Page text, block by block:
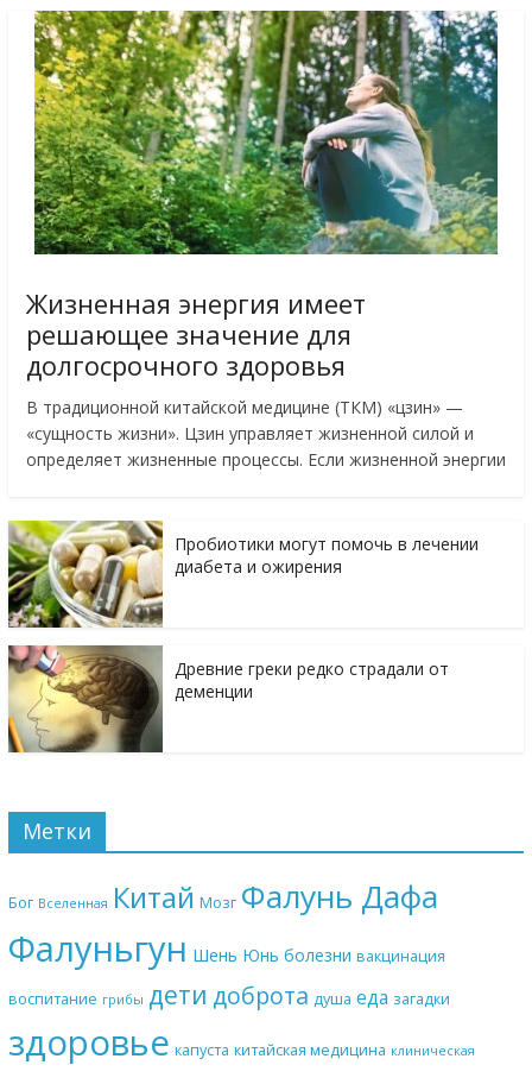
Жизненная энергия имеет
решающее значение для
долгосрочного здоровья
В традиционной китайской медицине (ТКМ) «цзин» —
«сущность жизни». Цзин управляет жизненной силой и
определяет жизненные процессы. Если жизненной энергии
Пробиотики могут помочь в лечении
диабета и ожирения
Древние греки редко страдали от
деменции
Метки
Бог Вселенная Китай Мозг Фалунь Дафа
Фалуньгун Шень Юнь болезни вакцинация
воспитание грибы дети доброта душа еда загадки
здоровье капуста китайская медицина клиническая